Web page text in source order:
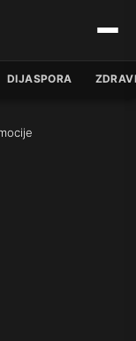
DIJASPORA